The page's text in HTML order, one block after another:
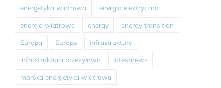
energetyka wiatrowa energia elektryczna
energia wiatrowa energy energy transition
Europa Europe infrastruktura
infrastruktura przesyłowa latestnews
morska energetyka wiatrowa